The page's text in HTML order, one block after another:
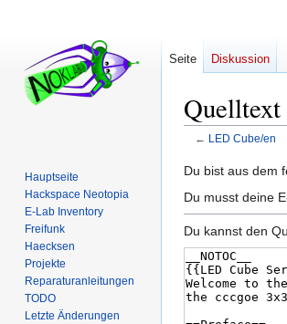
← LED Cube/en
Zur
Navigation
Zur
Suche
Du bist aus dem
Du musst deine
Du kannst den
Seite Diskussion
Hauptseite
Hackspace Neotopia
E-Lab Inventory
Freifunk
Haecksen
Projekte
Reparaturanleitungen
TODO
Letzte Änderungen